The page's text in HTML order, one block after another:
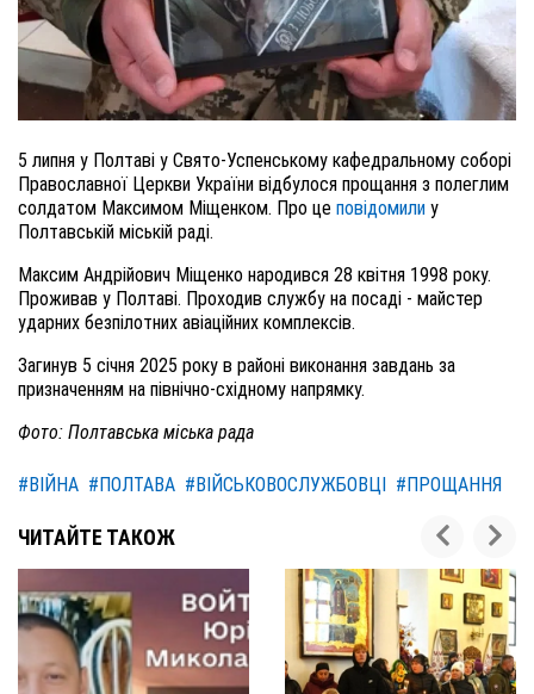
5 липня у Полтаві у Свято-Успенському кафедральному соборі
Православної Церкви України відбулося прощання з полеглим
солдатом Максимом Міщенком. Про це повідомили у
Полтавській міській раді.
Максим Андрійович Міщенко народився 28 квітня 1998 року.
Проживав у Полтаві. Проходив службу на посаді - майстер
ударних безпілотних авіаційних комплексів.
Загинув 5 січня 2025 року в районі виконання завдань за
призначенням на північно-східному напрямку.
Фото: Полтавська міська рада
#ВІЙНА #ПОЛТАВА #ВІЙСЬКОВОСЛУЖБОВЦІ #ПРОЩАННЯ
ЧИТАЙТЕ ТАКОЖ